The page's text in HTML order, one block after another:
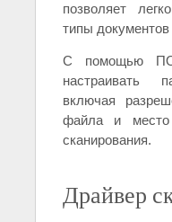
позволяет
типы
С помощью
настраивать
включая
файла и место
сканирования.
Драйвер